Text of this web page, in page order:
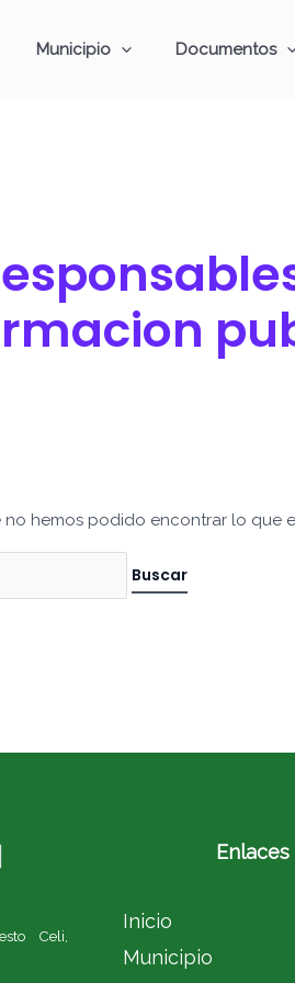
Municipio Documentos
no hemos podido encontrar lo que
Celi,
Enlaces
Inicio
Municipio